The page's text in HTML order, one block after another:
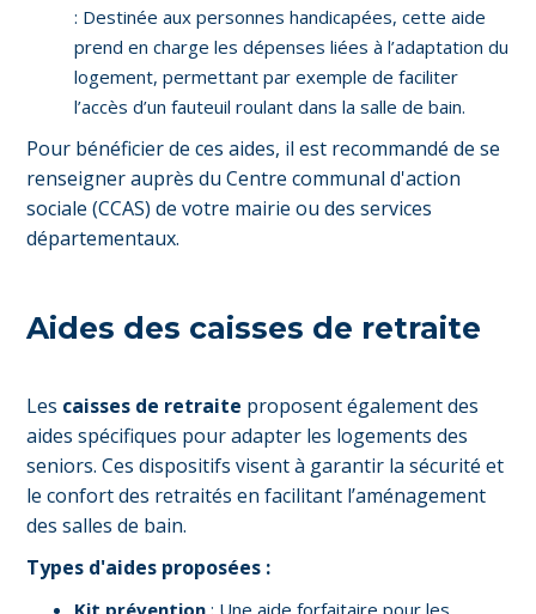
: Destinée aux personnes handicapées, cette aide
prend en charge les dépenses liées à l’adaptation du
logement, permettant par exemple de faciliter
l’accès d’un fauteuil roulant dans la salle de bain.
Pour bénéficier de ces aides, il est recommandé de se
renseigner auprès du Centre communal d'action
sociale (CCAS) de votre mairie ou des services
départementaux.
Aides des caisses de retraite
Les caisses de retraite proposent également des
aides spécifiques pour adapter les logements des
seniors. Ces dispositifs visent à garantir la sécurité et
le confort des retraités en facilitant l’aménagement
des salles de bain.
Types d'aides proposées :
Kit prévention : Une aide forfaitaire pour les